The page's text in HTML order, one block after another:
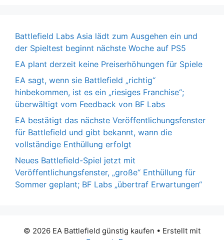
Battlefield Labs Asia lädt zum Ausgehen ein und
der Spieltest beginnt nächste Woche auf PS5
EA plant derzeit keine Preiserhöhungen für Spiele
EA sagt, wenn sie Battlefield „richtig“
hinbekommen, ist es ein „riesiges Franchise“;
überwältigt vom Feedback von BF Labs
EA bestätigt das nächste Veröffentlichungsfenster
für Battlefield und gibt bekannt, wann die
vollständige Enthüllung erfolgt
Neues Battlefield-Spiel jetzt mit
Veröffentlichungsfenster, „große“ Enthüllung für
Sommer geplant; BF Labs „übertraf Erwartungen“
© 2026 EA Battlefield günstig kaufen • Erstellt mit